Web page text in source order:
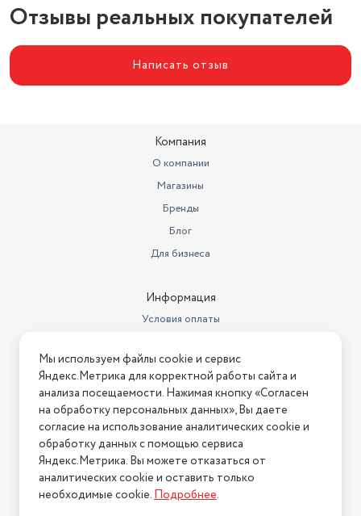
Отзывы реальных покупателей
Написать отзыв
Компания
О компании
Магазины
Бренды
Блог
Для бизнеса
Информация
Условия оплаты
Условия возврата
Нашли ошибку на сайте? Напишите нам
2026 © Интернет-магазин "АстМаркет". У нас есть всё!
Политика конфиденциальности
Мы используем файлы cookie и сервис
Яндекс.Метрика для корректной работы сайта и
анализа посещаемости. Нажимая кнопку «Согласен
на обработку персональных данных», Вы даете
согласие на использование аналитических cookie и
обработку данных с помощью сервиса
Яндекс.Метрика. Вы можете отказаться от
аналитических cookie и оставить только
необходимые cookie.Подробнее.